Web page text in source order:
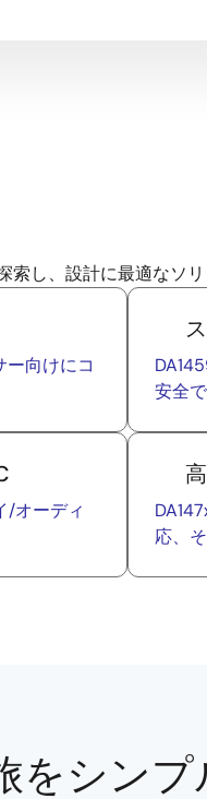
し、設計に最適なソ
向けにコ
安全
/オーディ
応、
をシンプ